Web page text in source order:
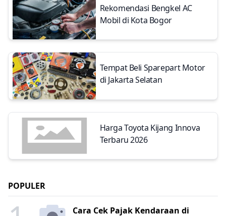
Rekomendasi Bengkel AC
Mobil di Kota Bogor
Tempat Beli Sparepart Motor
di Jakarta Selatan
Harga Toyota Kijang Innova
Terbaru 2026
POPULER
Cara Cek Pajak Kendaraan di